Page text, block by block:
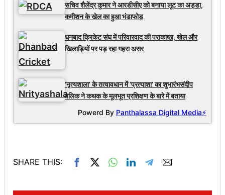
सचिव शैलेंद्र कुमार ने आरडीसीए को बनाया लूट का अड्डा,
कमीशन के खेल का हुआ भंडाफोड़
धनबाद क्रिकेट संघ में परिवारवाद की पराकाष्ठा, खेल और
खिलाड़ियों पर पड़ रहा गहरा असर
‘नृत्यशाला’ के तत्वावधान में ‘प्रत्याशा’ का शुभारंभसंदीप
मलिक ने कथक के मूलभूत प्रशिक्षण के बारे में बताया
Powerd By Panthalassa Digital Media⚡
SHARE THIS: